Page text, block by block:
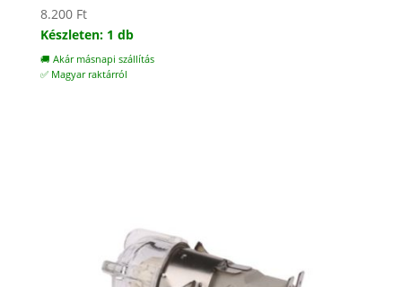
8.200 Ft
Készleten: 1 db
🚚 Akár másnapi szállítás
✅ Magyar raktárról